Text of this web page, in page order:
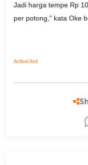
Jadi harga tempe Rp
per potong," kata Oke
Artikel Asli